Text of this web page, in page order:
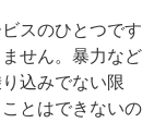
スのひとつです
せん。暴力など
込みでない限
とはできないの